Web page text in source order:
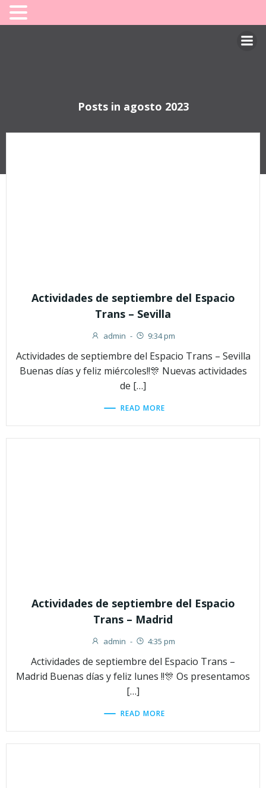
Posts in agosto 2023
Actividades de septiembre del Espacio
Trans – Sevilla
admin - 9:34 pm
Actividades de septiembre del Espacio Trans – Sevilla
Buenas días y feliz miércoles!!🎊 Nuevas actividades
de […]
READ MORE
Actividades de septiembre del Espacio
Trans – Madrid
admin - 4:35 pm
Actividades de septiembre del Espacio Trans –
Madrid Buenas días y feliz lunes !!🎊 Os presentamos
[…]
READ MORE